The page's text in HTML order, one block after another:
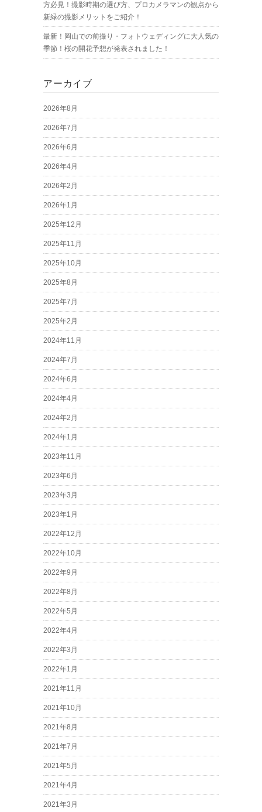
方必見！撮影時期の選び方、プロカメラマンの観点から
新緑の撮影メリットをご紹介！
最新！岡山での前撮り・フォトウェディングに大人気の
季節！桜の開花予想が発表されました！
アーカイブ
2026年8月
2026年7月
2026年6月
2026年4月
2026年2月
2026年1月
2025年12月
2025年11月
2025年10月
2025年8月
2025年7月
2025年2月
2024年11月
2024年7月
2024年6月
2024年4月
2024年2月
2024年1月
2023年11月
2023年6月
2023年3月
2023年1月
2022年12月
2022年10月
2022年9月
2022年8月
2022年5月
2022年4月
2022年3月
2022年1月
2021年11月
2021年10月
2021年8月
2021年7月
2021年5月
2021年4月
2021年3月